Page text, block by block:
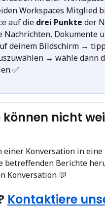
Workspaces Mitglied
auf die drei Punkte der
Nachrichten, Dokumente
deinem Bildschirm →
→ wähle dann
✅
nicht
Konversation in
betreffenden Berichte
Konversation 💬
Kontaktiere